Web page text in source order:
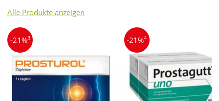
Alle Produkte anzeigen
-21%3 -21%4